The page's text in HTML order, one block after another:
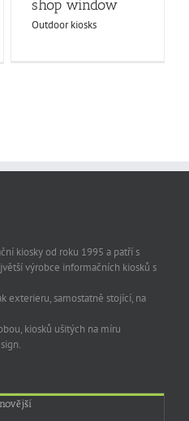
shop window
Outdoor kiosks
kiosky od roku 1995 a patří s
výrobce informačních kiosků s
exterieru, samostatně stojící, na
kiosků ušitých na míru